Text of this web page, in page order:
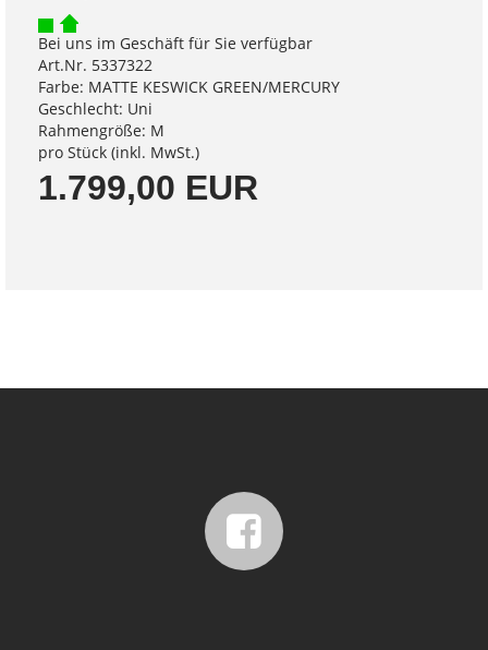
Bei uns im Geschäft für Sie verfügbar
Art.Nr. 5337322
Farbe: MATTE KESWICK GREEN/MERCURY
Geschlecht: Uni
Rahmengröße: M
pro Stück (inkl. MwSt.)
1.799,00 EUR